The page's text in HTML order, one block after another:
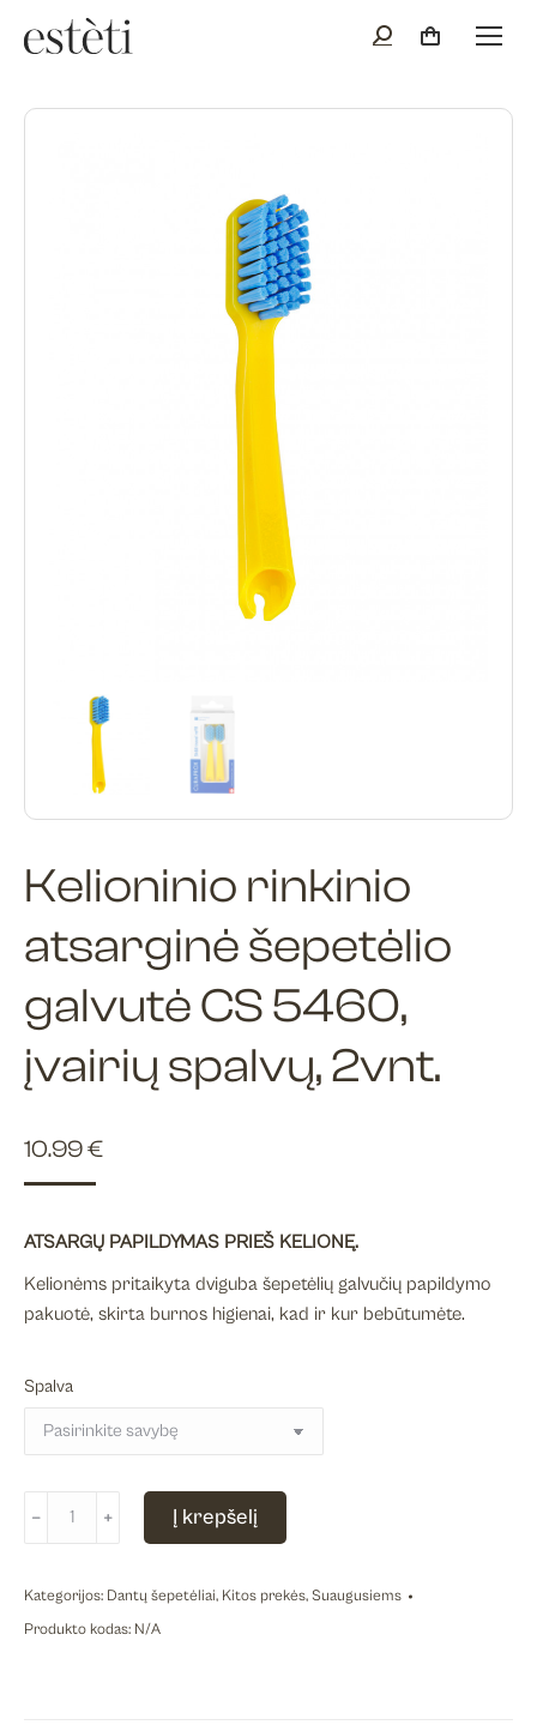
Kelioninio rinkinio
atsarginė šepetėlio
galvutė CS 5460,
įvairių spalvų, 2vnt.
10.99€
ATSARGŲ PAPILDYMAS PRIEŠ KELIONĘ.
Kelionėms pritaikyta dviguba šepetėlių galvučių papildymo
pakuotė, skirta burnos higienai, kad ir kur bebūtumėte.
Spalva
rinkinio
atsarginė
﹣ ﹢ Į krepšelį
Kategorijos: Dantų šepetėliai, Kitos prekės, Suaugusiems
Produkto kodas: N/A